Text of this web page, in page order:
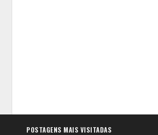
POSTAGENS MAIS VISITADAS